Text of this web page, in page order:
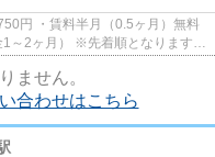
円 ・賃料半月（0.5ヶ月）無料
～2ヶ月） ※先着順となりますの
ません。
合わせはこちら